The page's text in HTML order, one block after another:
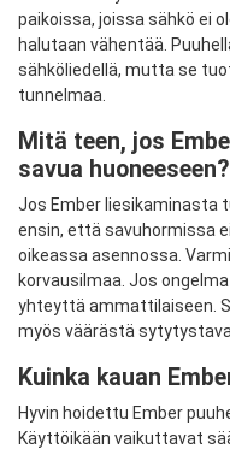
paikoissa, joissa sähkö ei
halutaan vähentää.
sähköliedellä, mutta se
tunnelmaa.
Mitä teen, jos
savua huoneeseen?
Jos Ember liesikaminasta
ensin, että savuhormissa
oikeassa asennossa.
korvausilmaa. Jos
yhteyttä ammattilaiseen.
myös väärästä
Kuinka kauan
Hyvin hoidettu Ember
Käyttöikään vaikuttavat